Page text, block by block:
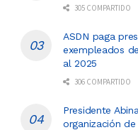
305 COMPARTIDO
ASDN paga
exempleados
al 2025
306 COMPARTIDO
Presidente
organización de